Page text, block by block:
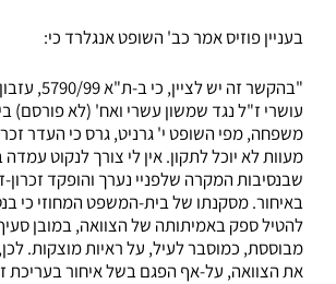
בעניין פוזיס אמר כב' השופט אנגלרד כי:
"בהקשר זה יש
עושרי ז"ל נגד שמשון עשרי ואח' (לא פורסם)
משפחה, מפי השופט י' גרניט, גרס כי העדר
מעוות לא יוכל לתקון. אין לי צורך לנקוט
שבנסיבות המקרה שלפניי נערך והופקד
באיחור. מסקנתו של בית-המשפט המחוזי כי
מבוססת, כמוסבר לעיל, על ראיות מוצקות.
את הצוואה, על-אף הפגם בשל איחור בעריכת